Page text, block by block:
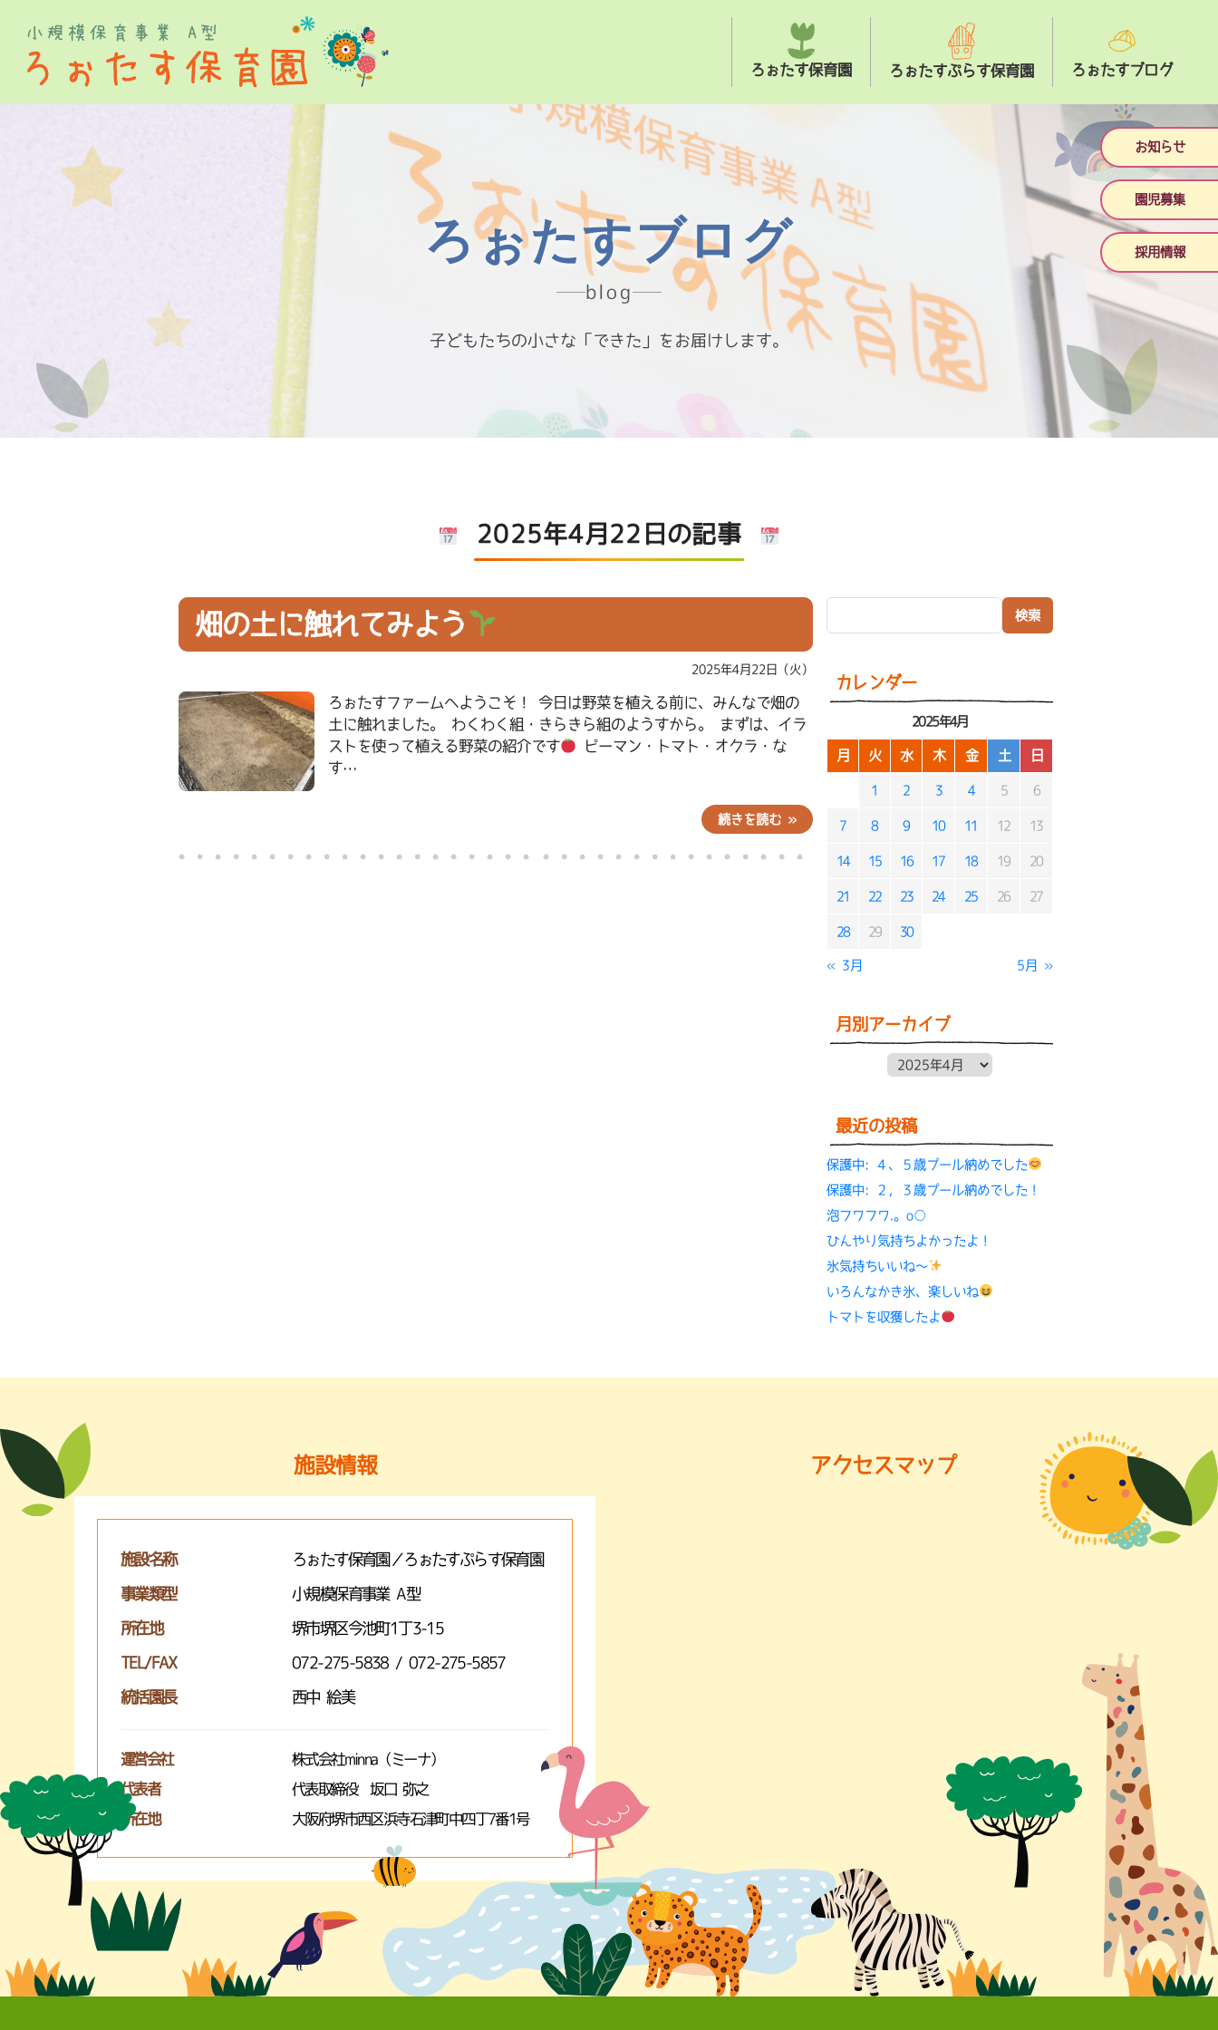
お知らせ
園児募集
採用情報
ろぉたす保育園 ろぉたすぷらす保育園 ろぉたすブログ
ろぉたすブログ
blog
子どもたちの小さな「できた」をお届けします。
2025年4月22日の記事
カレンダー
2025年4月
月 火 水 木 金 土 日
1 2 3 4 5 6
7 8 9 10 11 12 13
14 15 16 17 18 19 20
21 22 23 24 25 26 27
28 29 30
« 3月 5月 »
月別アーカイブ
月別アーカイブ
最近の投稿
保護中: ４、５歳プール納めでした
保護中: ２，３歳プール納めでした！
泡フワフワ.。o○
ひんやり気持ちよかったよ！
氷気持ちいいね〜
いろんなかき氷、楽しいね
トマトを収獲したよ
畑の土に触れてみよう
2025年4月22日（火）
ろぉたすファームへようこそ！ 今日は野菜を植える前に、みんなで畑の
土に触れました。 わくわく組・きらきら組のようすから。 まずは、イラ
ストを使って植える野菜の紹介です
ピーマン・トマト・オクラ・な
す…
続きを読む »
施設情報
施設名称 ろぉたす保育園／ろぉたすぷらす保育園
事業類型 小規模保育事業 A型
所在地 堺市堺区今池町1丁3-15
TEL/FAX 072-275-5838 / 072-275-5857
統括園長 西中 絵美
運営会社 株式会社minna（ミーナ）
代表者 代表取締役 坂口 弥之
所在地 大阪府堺市西区浜寺石津町中四丁7番1号
アクセスマップ